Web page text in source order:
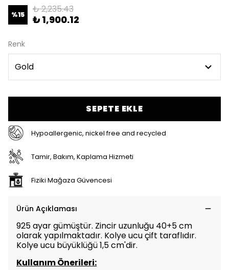
%15 ₺ 2,235.43
₺ 1,900.12
Renk
SEPETE EKLE
Hypoallergenic, nickel free and recycled
Tamir, Bakım, Kaplama Hizmeti
Fiziki Mağaza Güvencesi
Ürün Açıklaması
925 ayar gümüştür. Zincir uzunluğu 40+5 cm
olarak yapılmaktadır. Kolye ucu çift taraflıdır.
Kolye ucu büyüklüğü 1,5 cm'dir.
Kullanım Önerileri: